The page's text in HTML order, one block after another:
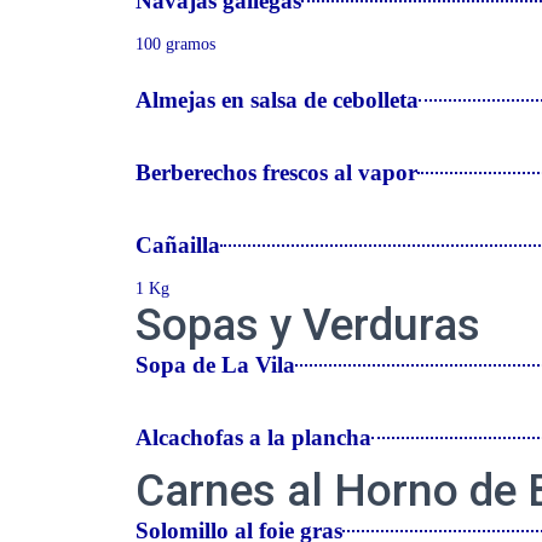
100 gramos
Almejas en salsa de cebolleta
Berberechos frescos al vapor
Cañailla
1 Kg
Sopas y Verduras
Sopa de La Vila
Alcachofas a la plancha
Carnes al Horno de
Solomillo al foie gras